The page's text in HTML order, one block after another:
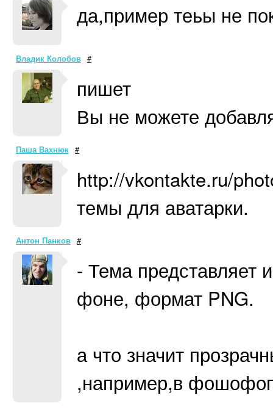
да,пример теьы не
Владик Колобов #
пишет
Вы не можете
Паша Вахнюк #
http://vkontakte.ru/
темы для аватарки.
Антон Панков #
- Тема
фоне, формат PNG.
а что значит
,например,в